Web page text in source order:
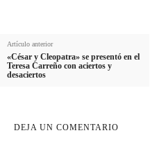
Artículo anterior
«César y Cleopatra» se presentó en el
Teresa Carreño con aciertos y
desaciertos
DEJA UN COMENTARIO